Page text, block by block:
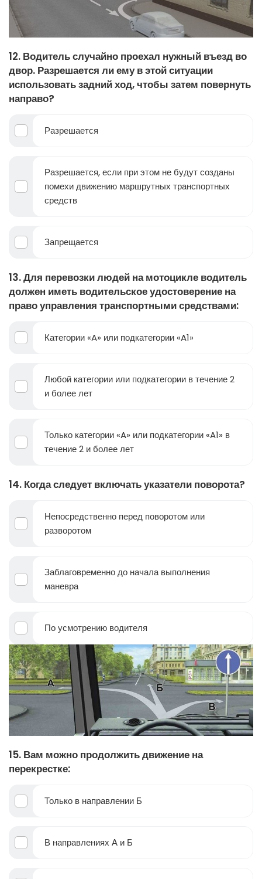
12. Водитель случайно проехал нужный въезд во
двор. Разрешается ли ему в этой ситуации
использовать задний ход, чтобы затем повернуть
направо?
Разрешается
Разрешается, если при этом не будут созданы
помехи движению маршрутных транспортных
средств
Запрещается
13. Для перевозки людей на мотоцикле водитель
должен иметь водительское удостоверение на
право управления транспортными средствами:
Категории «A» или подкатегории «A1»
Любой категории или подкатегории в течение 2
и более лет
Только категории «A» или подкатегории «A1» в
течение 2 и более лет
14. Когда следует включать указатели поворота?
Непосредственно перед поворотом или
разворотом
Заблаговременно до начала выполнения
маневра
По усмотрению водителя
15. Вам можно продолжить движение на
перекрестке:
Только в направлении Б
В направлениях А и Б